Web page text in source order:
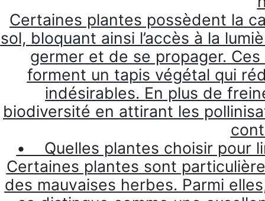
Certaines plantes possèdent la
sol, bloquant ainsi l’accès à la
germer et de se propager.
forment un tapis végétal qui
indésirables. En plus de
biodiversité en attirant les
• Quelles plantes choisir pour
Certaines plantes sont
des mauvaises herbes. Parmi